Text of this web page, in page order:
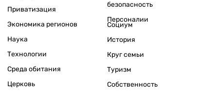
Приватизация
Экономика регионов
безопасность
Персоналии
Наука
Технологии
Среда обитания
Церковь
Социум
История
Круг семьи
Туризм
Собственность